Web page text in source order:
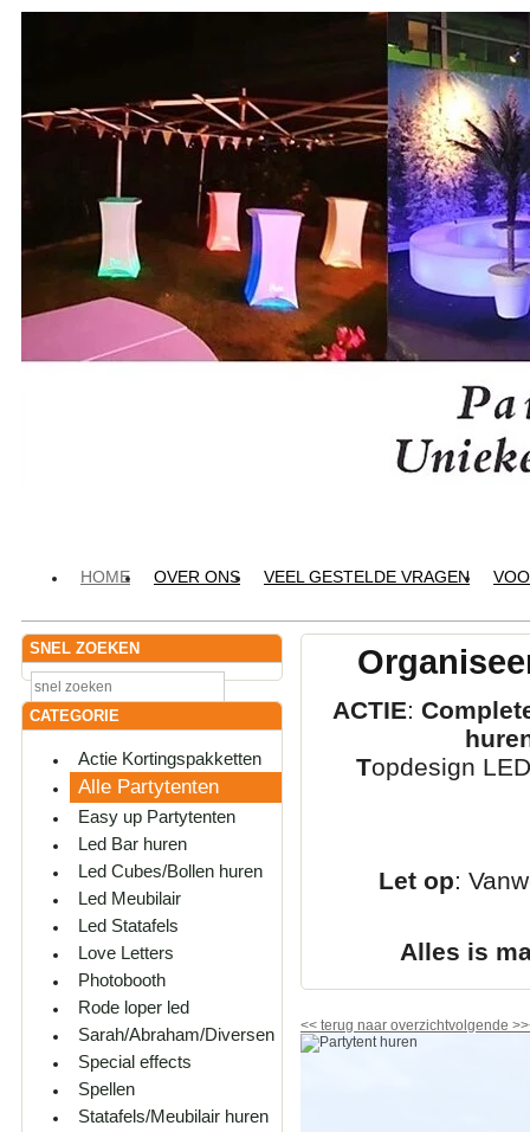
HOME OVER ONS VEEL GESTELDE VRAGEN
SNEL ZOEKEN
CATEGORIE
Actie Kortingspakketten
Alle Partytenten
Easy up Partytenten
Led Bar huren
Led Cubes/Bollen huren
Led Meubilair
Led Statafels
Love Letters
Photobooth
Rode loper led
Sarah/Abraham/Diversen
Special effects
Spellen
Statafels/Meubilair huren
ACTIE:
Topdesign
Let op:
Alles is
<< terug naar overzichtvolgende >>